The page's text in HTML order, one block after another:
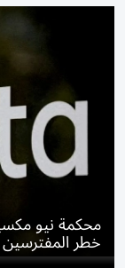
محكمة نيو
خطر المفترسين